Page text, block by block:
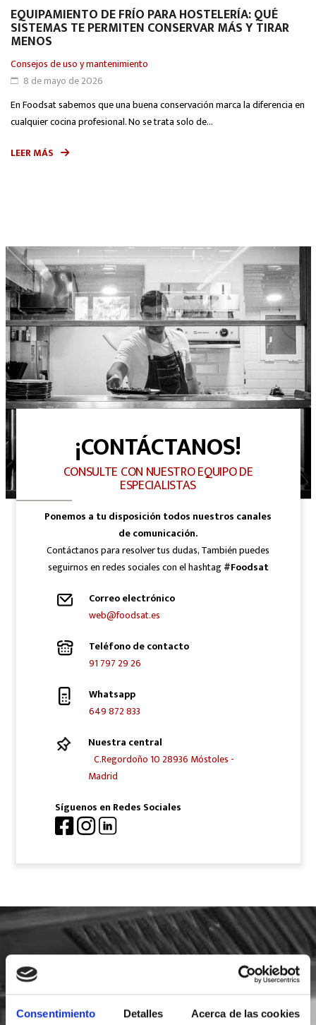
Consentimiento Detalles Acerca de las cookies
EQUIPAMIENTO DE FRÍO PARA HOSTELERÍA: QUÉ
SISTEMAS TE PERMITEN CONSERVAR MÁS Y TIRAR
MENOS
Consejos de uso y mantenimiento
8 de mayo de 2026
En Foodsat sabemos que una buena conservación marca la diferencia en
cualquier cocina profesional. No se trata solo de...
LEER MÁS
¡CONTÁCTANOS!
CONSULTE CON NUESTRO EQUIPO DE
ESPECIALISTAS
Ponemos a tu disposición todos nuestros canales
de comunicación.
Contáctanos para resolver tus dudas, También puedes
seguirnos en redes sociales con el hashtag#Foodsat
Correo electrónico
web@foodsat.es
Teléfono de contacto
91 797 29 26
Whatsapp
649 872 833
Nuestra central
C.Regordoño 10 28936 Móstoles -
Madrid
Síguenos en Redes Sociales
SOLICITA INFORMACIÓN